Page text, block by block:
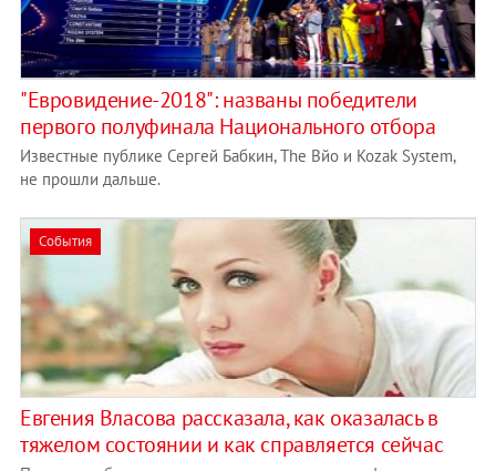
"Евровидение-2018": названы победители
первого полуфинала Национального отбора
Известные публике Сергей Бабкин, The Вйо и Kozak System,
не прошли дальше.
События
Евгения Власова рассказала, как оказалась в
тяжелом состоянии и как справляется сейчас